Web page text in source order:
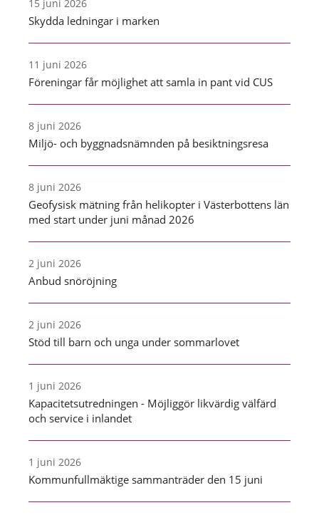
15 juni 2026
Skydda ledningar i marken
11 juni 2026
Föreningar får möjlighet att samla in pant vid CUS
8 juni 2026
Miljö- och byggnadsnämnden på besiktningsresa
8 juni 2026
Geofysisk mätning från helikopter i Västerbottens län
med start under juni månad 2026
2 juni 2026
Anbud snöröjning
2 juni 2026
Stöd till barn och unga under sommarlovet
1 juni 2026
Kapacitetsutredningen - Möjliggör likvärdig välfärd
och service i inlandet
1 juni 2026
Kommunfullmäktige sammanträder den 15 juni